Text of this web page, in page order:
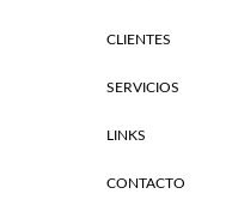
CLIENTES
SERVICIOS
LINKS
CONTACTO